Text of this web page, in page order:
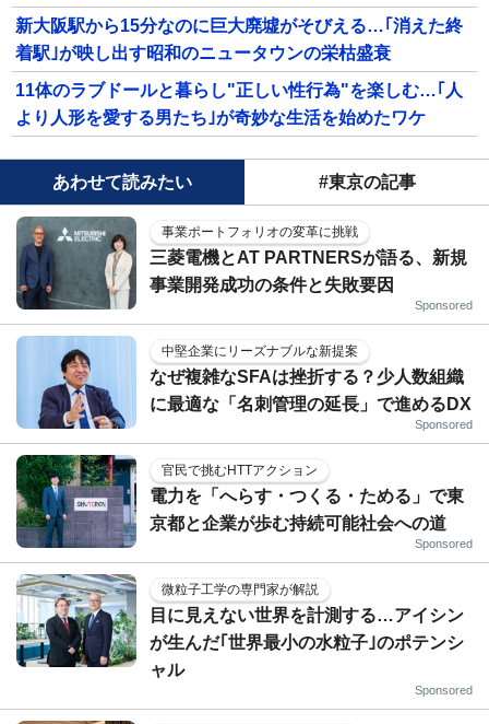
新大阪駅から15分なのに巨大廃墟がそびえる…｢消えた終
着駅｣が映し出す昭和のニュータウンの栄枯盛衰
11体のラブドールと暮らし"正しい性行為"を楽しむ…｢人
より人形を愛する男たち｣が奇妙な生活を始めたワケ
あわせて読みたい #東京の記事
事業ポートフォリオの変革に挑戦
三菱電機とAT PARTNERSが語る、新規
事業開発成功の条件と失敗要因
Sponsored
中堅企業にリーズナブルな新提案
なぜ複雑なSFAは挫折する？少人数組織
に最適な「名刺管理の延長」で進めるDX
Sponsored
官民で挑むHTTアクション
電力を「へらす・つくる・ためる」で東
京都と企業が歩む持続可能社会への道
Sponsored
微粒子工学の専門家が解説
目に見えない世界を計測する…アイシン
が生んだ｢世界最小の水粒子｣のポテンシ
ャル
Sponsored